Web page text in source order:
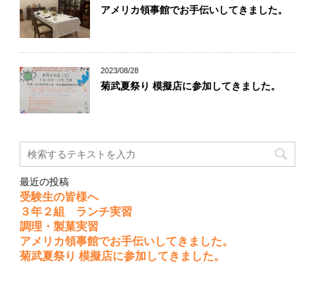
アメリカ領事館でお手伝いしてきました。
2023/08/28
菊武夏祭り 模擬店に参加してきました。
最近の投稿
受験生の皆様へ
３年２組 ランチ実習
調理・製菓実習
アメリカ領事館でお手伝いしてきました。
菊武夏祭り 模擬店に参加してきました。